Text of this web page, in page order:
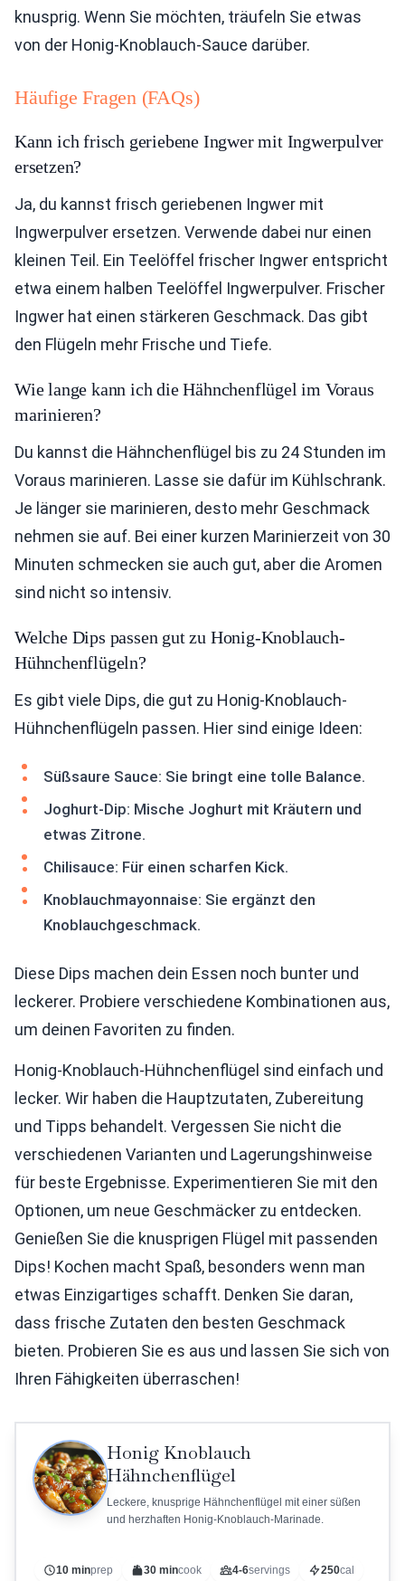
knusprig. Wenn Sie möchten, träufeln Sie etwas
von der Honig-Knoblauch-Sauce darüber.
Häufige Fragen (FAQs)
Kann ich frisch geriebene Ingwer mit Ingwerpulver
ersetzen?
Ja, du kannst frisch geriebenen Ingwer mit
Ingwerpulver ersetzen. Verwende dabei nur einen
kleinen Teil. Ein Teelöffel frischer Ingwer entspricht
etwa einem halben Teelöffel Ingwerpulver. Frischer
Ingwer hat einen stärkeren Geschmack. Das gibt
den Flügeln mehr Frische und Tiefe.
Wie lange kann ich die Hähnchenflügel im Voraus
marinieren?
Du kannst die Hähnchenflügel bis zu 24 Stunden im
Voraus marinieren. Lasse sie dafür im Kühlschrank.
Je länger sie marinieren, desto mehr Geschmack
nehmen sie auf. Bei einer kurzen Marinierzeit von 30
Minuten schmecken sie auch gut, aber die Aromen
sind nicht so intensiv.
Welche Dips passen gut zu Honig-Knoblauch-
Hühnchenflügeln?
Es gibt viele Dips, die gut zu Honig-Knoblauch-
Hühnchenflügeln passen. Hier sind einige Ideen:
Süßsaure Sauce: Sie bringt eine tolle Balance.
Joghurt-Dip: Mische Joghurt mit Kräutern und
etwas Zitrone.
Chilisauce: Für einen scharfen Kick.
Knoblauchmayonnaise: Sie ergänzt den
Knoblauchgeschmack.
Diese Dips machen dein Essen noch bunter und
leckerer. Probiere verschiedene Kombinationen aus,
um deinen Favoriten zu finden.
Honig-Knoblauch-Hühnchenflügel sind einfach und
lecker. Wir haben die Hauptzutaten, Zubereitung
und Tipps behandelt. Vergessen Sie nicht die
verschiedenen Varianten und Lagerungshinweise
für beste Ergebnisse. Experimentieren Sie mit den
Optionen, um neue Geschmäcker zu entdecken.
Genießen Sie die knusprigen Flügel mit passenden
Dips! Kochen macht Spaß, besonders wenn man
etwas Einzigartiges schafft. Denken Sie daran,
dass frische Zutaten den besten Geschmack
bieten. Probieren Sie es aus und lassen Sie sich von
Ihren Fähigkeiten überraschen!
Honig Knoblauch
Hähnchenflügel
Leckere, knusprige Hähnchenflügel mit einer süßen
und herzhaften Honig-Knoblauch-Marinade.
10 minprep 30 mincook 4-6servings 250cal